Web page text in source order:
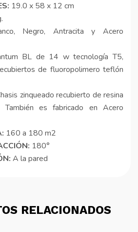
19.0 x 58 x 12 cm
Negro, Antracita y Acero
BL de 14 w tecnología T5,
de fluoropolimero teflón
zinqueado recubierto de resina
También es fabricado en Acero
160 a 180 m2
180°
A la pared
RELACIONADOS